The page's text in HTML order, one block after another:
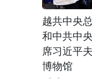
越共中央
和中共中
席习近平
博物馆